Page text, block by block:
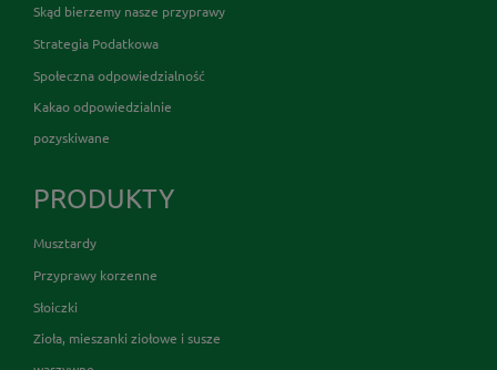
Skąd bierzemy nasze przyprawy
Strategia Podatkowa
Społeczna odpowiedzialność
Kakao odpowiedzialnie
pozyskiwane
PRODUKTY
Musztardy
Przyprawy korzenne
Słoiczki
Zioła, mieszanki ziołowe i susze